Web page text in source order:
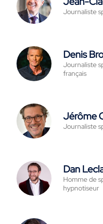
Journaliste
Denis
Journaliste
français
Jérôme
Journaliste
Dan
Homme de
hypnotiseur